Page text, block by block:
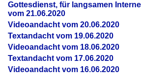
Gottesdienst, für langsamen
vom 21.06.2020
Videoandacht vom 20.06.2020
Textandacht vom 19.06.2020
Videoandacht vom 18.06.2020
Textandacht vom 17.06.2020
Videoandacht vom 16.06.2020